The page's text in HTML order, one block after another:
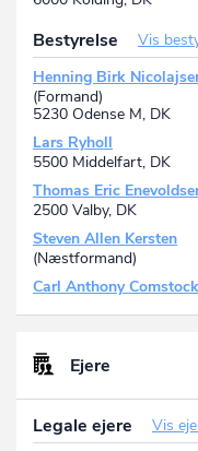
Bestyrelse
Vis
Henning Birk
(Formand)
5230 Odense M, DK
Lars Ryholl
5500 Middelfart, DK
Thomas Eric
2500 Valby, DK
Steven Allen Kersten
(Næstformand)
Carl Anthony Comstock
Ejere
Legale ejere
Vis